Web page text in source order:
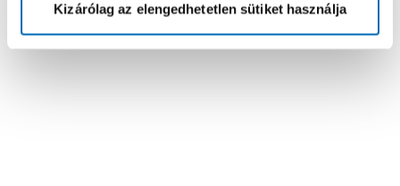
Kizárólag az elengedhetetlen sütiket használja